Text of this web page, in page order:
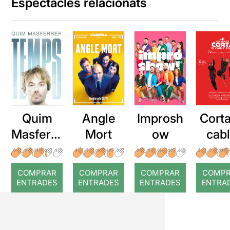
Quim
Masferre
r: Temps
COMPRAR
ENTRADES
Angle
Mort
COMPRAR
ENTRADES
Improsh
ow
COMPRAR
ENTRADES